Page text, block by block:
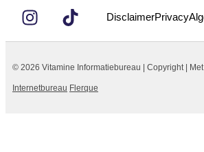
DisclaimerPrivacy
© 2026 Vitamine Informatiebureau | Copyright |
Internetbureau Flerque